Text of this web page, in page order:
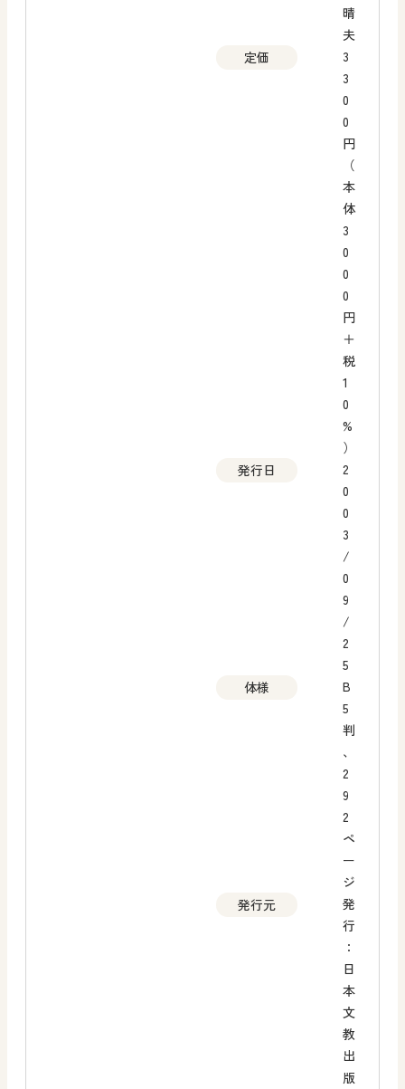
晴
夫
定価
3
3
0
0
円
（
本
体
3
0
0
0
円
＋
税
1
0
%
）
発行日
2
0
0
3
/
0
9
/
2
5
体様
B
5
判
、
2
9
2
ペ
ー
ジ
発行元
発
行
：
日
本
文
教
出
版